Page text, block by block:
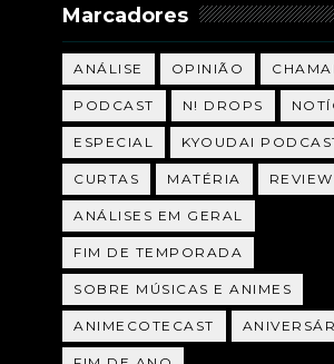
Marcadores
ANÁLISE OPINIÃO
PODCAST N! DROPS
ESPECIAL KYOUDAI
CURTAS MATÉRIA REVIEW
ANÁLISES EM GERAL
FIM DE TEMPORADA
SOBRE MÚSICAS E ANIMES
ANIMECOTECAST